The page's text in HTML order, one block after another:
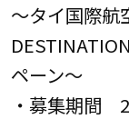
～タイ国際航
ペーン～
・募集期間